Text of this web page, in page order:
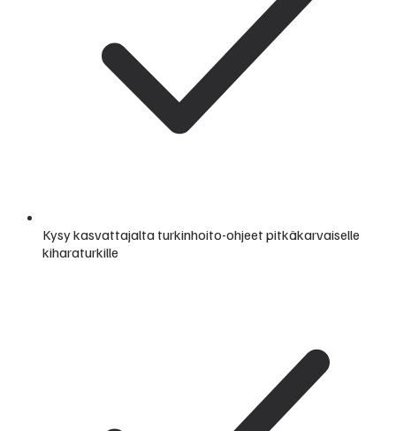
Kysy kasvattajalta turkinhoito-ohjeet pitkäkarvaiselle
kiharaturkille